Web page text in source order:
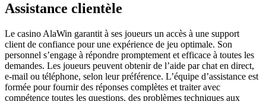
Assistance clientèle
Le casino AlaWin garantit à ses joueurs un accès à une support
client de confiance pour une expérience de jeu optimale. Son
personnel s’engage à répondre promptement et efficace à toutes les
demandes. Les joueurs peuvent obtenir de l’aide par chat en direct,
e-mail ou téléphone, selon leur préférence. L’équipe d’assistance est
formée pour fournir des réponses complètes et traiter avec
compétence toutes les questions, des problèmes techniques aux